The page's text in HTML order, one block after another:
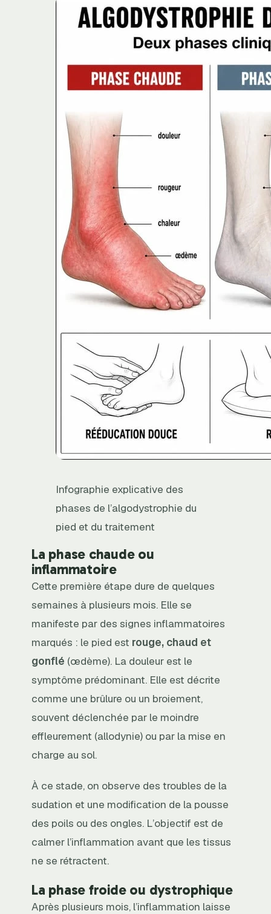
Infographie explicative des
phases de l’algodystrophie du
pied et du traitement
La phase chaude ou
inflammatoire
Cette première étape dure de quelques
semaines à plusieurs mois. Elle se
manifeste par des signes inflammatoires
marqués : le pied est rouge, chaud et
gonflé (œdème). La douleur est le
symptôme prédominant. Elle est décrite
comme une brûlure ou un broiement,
souvent déclenchée par le moindre
effleurement (allodynie) ou par la mise en
charge au sol.
À ce stade, on observe des troubles de la
sudation et une modification de la pousse
des poils ou des ongles. L’objectif est de
calmer l’inflammation avant que les tissus
ne se rétractent.
La phase froide ou dystrophique
Après plusieurs mois, l’inflammation laisse